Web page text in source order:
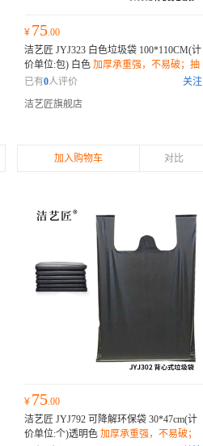
¥ 75.00
洁艺匠 JYJ323 白色垃圾袋 100*110CM(计
价单位:包) 白色 加厚承重强，不易破；抽
绳封口设计，密封防漏；环保材质，降解
已有0人评价
关注
洁艺匠旗舰店
加入购物车 对比
¥ 75.00
洁艺匠 JYJ792 可降解环保袋 30*47cm(计
价单位:个)透明色 加厚承重强，不易破；